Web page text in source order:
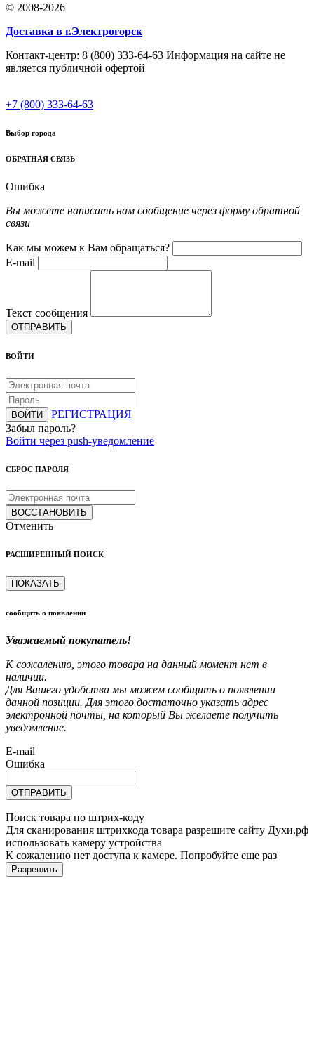
© 2008-2026
Доставка в г.Электрогорск
Контакт-центр: 8 (800) 333-64-63 Информация на сайте не
является публичной офертой
+7 (800) 333-64-63
Выбор города
ОБРАТНАЯ СВЯЗЬ
Ошибка
Вы можете написать нам сообщение через форму обратной
связи
Как мы можем к Вам обращаться?
E-mail
Текст сообщения
ОТПРАВИТЬ
ВОЙТИ
ВОЙТИ
РЕГИСТРАЦИЯ
Забыл пароль?
Войти через push-уведомление
СБРОС ПАРОЛЯ
ВОССТАНОВИТЬ
Отменить
РАСШИРЕННЫЙ ПОИСК
ПОКАЗАТЬ
сообщить о появлении
Уважаемый покупатель!
К сожалению, этого товара на данный момент нет в
наличии.
Для Вашего удобства мы можем сообщить о появлении
данной позиции. Для этого достаточно указать адрес
электронной почты, на который Вы желаете получить
уведомление.
E-mail
Ошибка
ОТПРАВИТЬ
Поиск товара по штрих-коду
Для сканирования штрихкода товара разрешите сайту Духи.рф
использовать камеру устройства
К сожалению нет доступа к камере. Попробуйте еще раз
Разрешить